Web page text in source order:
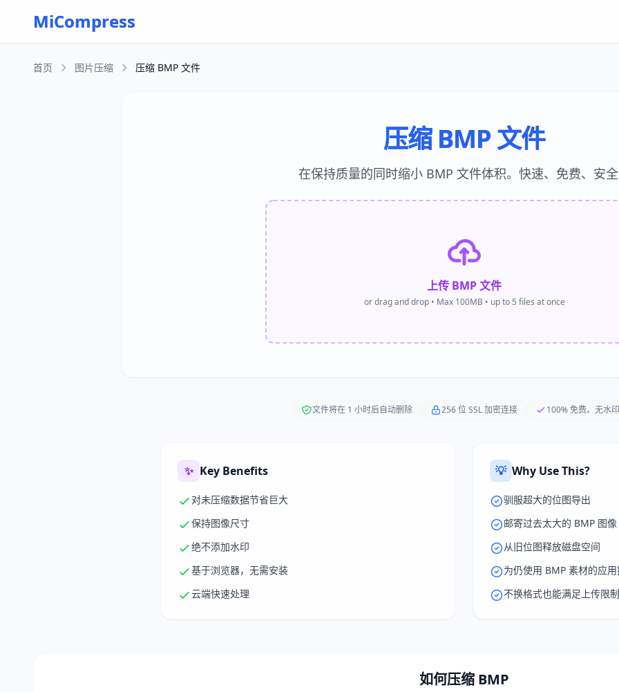
Skip to main content
MiCompress
首页 图片压缩 压缩 BMP 文件
压缩 BMP 文件
在保持质量的同时缩小 BMP 文件体积。快速、免费、安
上传 BMP 文件
or drag and drop • Max 100MB • up to 5 files at once
文件将在 1 小时后自动删除 256 位 SSL 加密连接 100% 免费。无水
✨ Key Benefits
对未压缩数据节省巨大
保持图像尺寸
绝不添加水印
基于浏览器，无需安装
云端快速处理
💡 Why Use This?
驯服超大的位图导出
邮寄过去太大的 BMP 图像
从旧位图释放磁盘空间
为仍使用 BMP 素材的应
不换格式也能满足上传限制
如何压缩 BMP